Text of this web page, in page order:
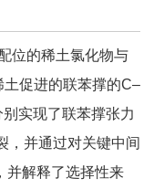
位的稀土氯化物与
促进的联苯撑的C–
实现了联苯撑张力
，并通过对关键中间
并解释了选择性来